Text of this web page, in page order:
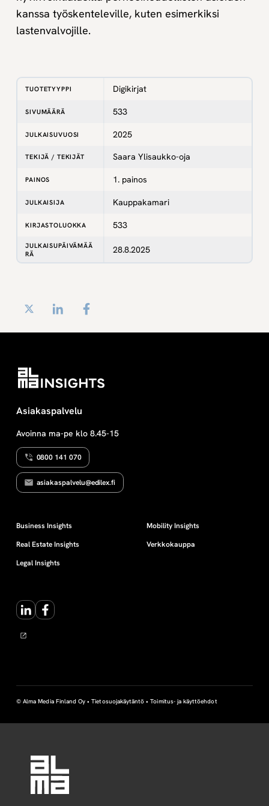
kanssa työskenteleville, kuten esimerkiksi
lastenvalvojille.
TUOTETYYPPI Digikirjat
SIVUMÄÄRÄ 533
JULKAISUVUOSI 2025
TEKIJÄ / TEKIJÄT Saara Ylisaukko-oja
PAINOS 1. painos
JULKAISIJA Kauppakamari
KIRJASTOLUOKKA 533
JULKAISUPÄIVÄMÄÄ
RÄ
28.8.2025
Twitter LinkedIn
Asiakaspalvelu
Avoinna ma-pe klo 8.45-15
0800 141 070
asiakaspalvelu@edilex.fi
Business Insights
Real Estate Insights
Legal Insights
Mobility Insights
Verkkokauppa
LinkedInFacebook
© Alma Media Finland Oy •Tietosuojakäytäntö •Toimitus- ja käyttöehdot